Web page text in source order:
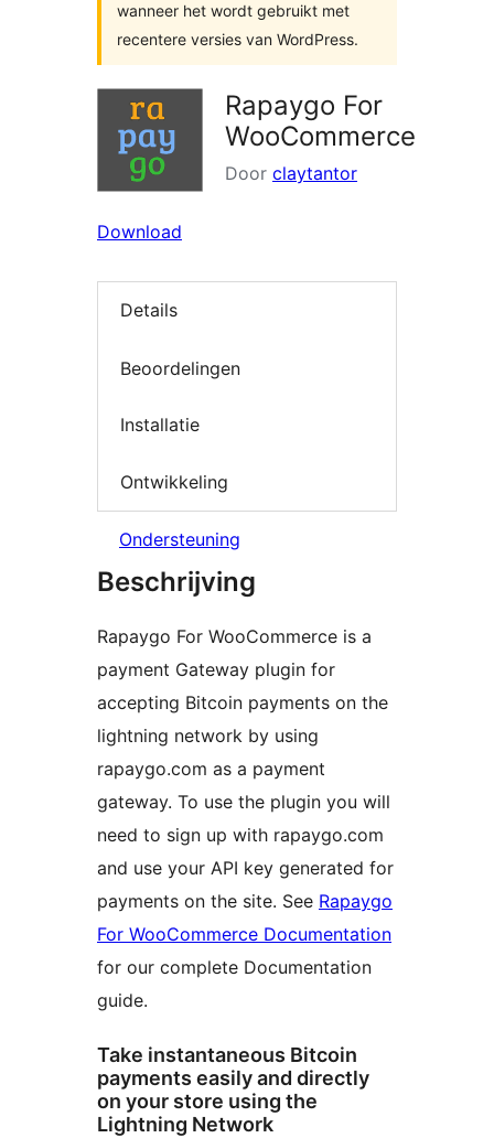
wanneer het wordt gebruikt met
recentere versies van WordPress.
Rapaygo For
WooCommerce
Door claytantor
Download
Details
Beoordelingen
Installatie
Ontwikkeling
Ondersteuning
Beschrijving
Rapaygo For WooCommerce is a
payment Gateway plugin for
accepting Bitcoin payments on the
lightning network by using
rapaygo.com as a payment
gateway. To use the plugin you will
need to sign up with rapaygo.com
and use your API key generated for
payments on the site. See Rapaygo
For WooCommerce Documentation
for our complete Documentation
guide.
Take instantaneous Bitcoin
payments easily and directly
on your store using the
Lightning Network